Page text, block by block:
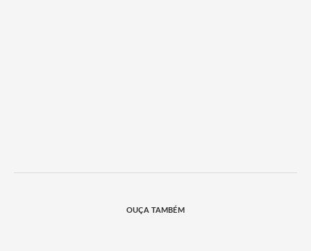
OUÇA TAMBÉM